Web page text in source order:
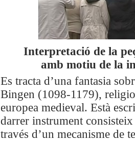
Interpretació de la
amb motiu de la
Es tracta d’una fantasia
Bingen (1098-1179),
europea medieval. Està
darrer instrument
través d’un mecanisme de